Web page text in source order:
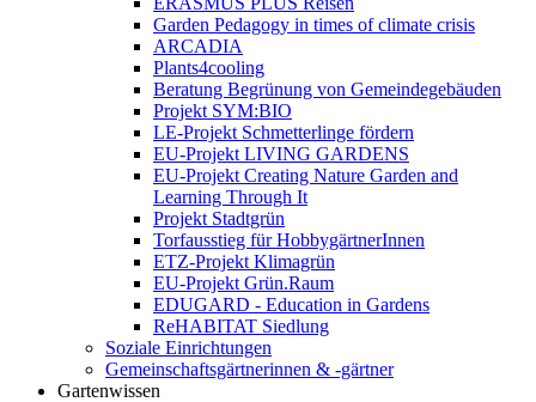
Garden Pedagogy in times of climate crisis
ARCADIA
Plants4cooling
Beratung Begrünung von Gemeindegebäuden
Projekt SYM:BIO
LE-Projekt Schmetterlinge fördern
EU-Projekt LIVING GARDENS
EU-Projekt Creating Nature Garden and
Learning Through It
Projekt Stadtgrün
Torfausstieg für HobbygärtnerInnen
ETZ-Projekt Klimagrün
EU-Projekt Grün.Raum
EDUGARD - Education in Gardens
ReHABITAT Siedlung
Soziale Einrichtungen
Gemeinschaftsgärtnerinnen & -gärtner
Gartenwissen